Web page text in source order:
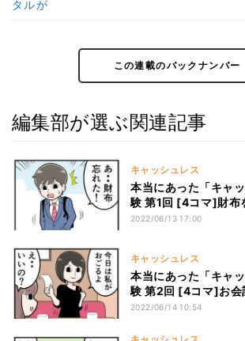
タルが
この連載のバックナンバー
編集部が選ぶ関連記事
キャッシュレス
本当にあった「キャ
験 第1回 [4コマ]財
2022/06/13 17:00
キャッシュレス
本当にあった「キャ
験 第2回 [4コマ]お会
2022/06/14 10:54